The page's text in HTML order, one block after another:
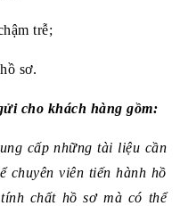
trễ;
sơ.
cho khách hàng gồm:
cấp những tài liệu cần
chuyên viên tiến hành hồ
chất hồ sơ mà có thể